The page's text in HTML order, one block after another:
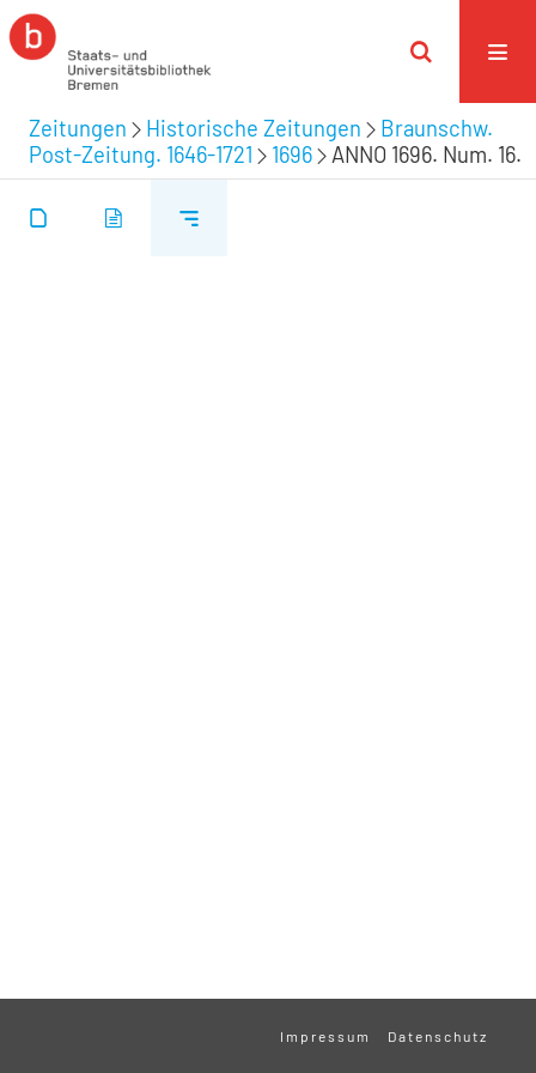
Zeitungen Historische Zeitungen
Braunschw.
Post-Zeitung. 1646-1721
1696 ANNO 1696. Num. 16.
Impressum Datenschutz